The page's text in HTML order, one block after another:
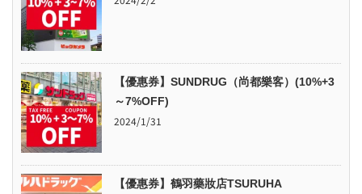
【優惠券】SUNDRUG（尚都樂客）(10%+3
～7%OFF)
2024/1/31
【優惠券】鶴羽藥妝店TSURUHA